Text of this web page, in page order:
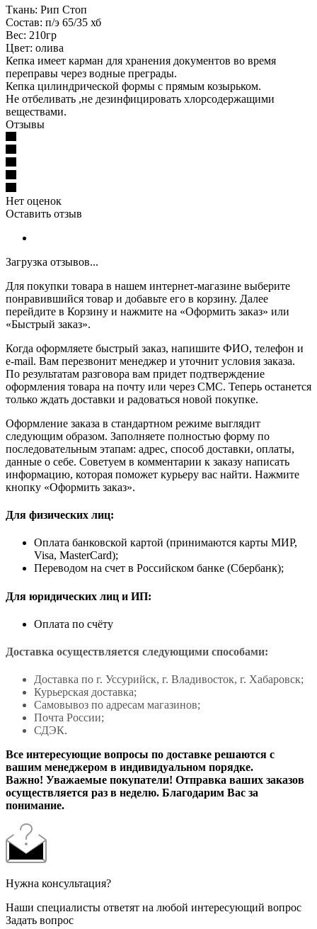
Ткань: Рип Стоп
Состав: п/э 65/35 хб
Вес: 210гр
Цвет: олива
Кепка имеет карман для хранения документов во время
переправы через водные преграды.
Кепка цилиндрической формы с прямым козырьком.
Не отбеливать ,не дезинфицировать хлорсодержащими
веществами.
Отзывы
Нет оценок
Оставить отзыв
Загрузка отзывов...
Для покупки товара в нашем интернет-магазине выберите
понравившийся товар и добавьте его в корзину. Далее
перейдите в Корзину и нажмите на «Оформить заказ» или
«Быстрый заказ».
Когда оформляете быстрый заказ, напишите ФИО, телефон и
e-mail. Вам перезвонит менеджер и уточнит условия заказа.
По результатам разговора вам придет подтверждение
оформления товара на почту или через СМС. Теперь останется
только ждать доставки и радоваться новой покупке.
Оформление заказа в стандартном режиме выглядит
следующим образом. Заполняете полностью форму по
последовательным этапам: адрес, способ доставки, оплаты,
данные о себе. Советуем в комментарии к заказу написать
информацию, которая поможет курьеру вас найти. Нажмите
кнопку «Оформить заказ».
Для физических лиц:
Оплата банковской картой (принимаются карты МИР,
Visa, MasterCard);
Переводом на счет в Российском банке (Сбербанк);
Для юридических лиц и ИП:
Оплата по счёту
Доставка осуществляется следующими способами:
Доставка по г. Уссурийск, г. Владивосток, г. Хабаровск;
Курьерская доставка;
Самовывоз по адресам магазинов;
Почта России;
СДЭК.
Все интересующие вопросы по доставке решаются с
вашим менеджером в индивидуальном порядке.
Важно! Уважаемые покупатели! Отправка ваших заказов
осуществляется раз в неделю. Благодарим Вас за
понимание.
Нужна консультация?
Наши специалисты ответят на любой интересующий вопрос
Задать вопрос